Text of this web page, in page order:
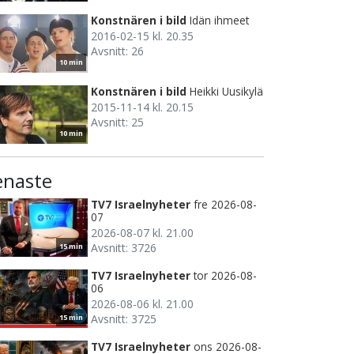
10 min
Konstnären i bild Idän ihmeet
2016-02-15 kl. 20.35
Avsnitt: 26
10 min
Konstnären i bild Heikki Uusikylä
2015-11-14 kl. 20.15
Avsnitt: 25
15 min
TV7 Israelnyheter fre 2026-08-
07
2026-08-07 kl. 21.00
Avsnitt: 3726
15 min
TV7 Israelnyheter tor 2026-08-
06
2026-08-06 kl. 21.00
Avsnitt: 3725
TV7 Israelnyheter ons 2026-08-